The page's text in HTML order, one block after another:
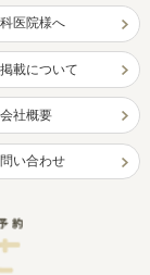
医院様へ
載について
会社概要
い合わせ